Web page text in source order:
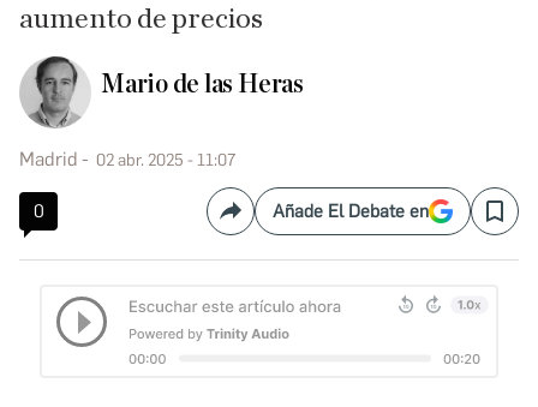
aumento de precios
Mario de las Heras
Madrid 02 abr. 2025 - 11:07
0 CompartirAñade El Debate en Save